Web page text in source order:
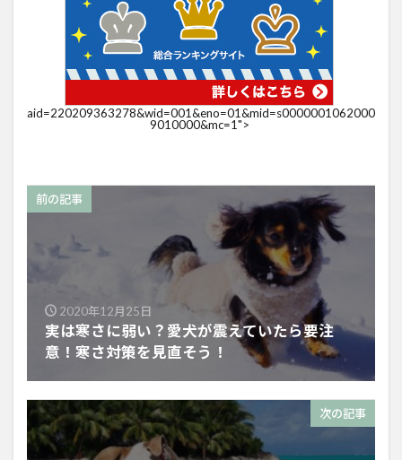
aid=220209363278&wid=001&eno=01&mid=s0000001062000
9010000&mc=1">
前の記事
2020年12月25日
実は寒さに弱い？愛犬が震えていたら要注
意！寒さ対策を見直そう！
次の記事